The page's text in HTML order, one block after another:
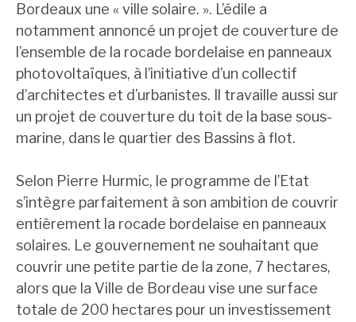
Bordeaux une « ville solaire. ». L’édile a
notamment annoncé un projet de couverture de
l’ensemble de la rocade bordelaise en panneaux
photovoltaïques, à l’initiative d’un collectif
d’architectes et d’urbanistes. Il travaille aussi sur
un projet de couverture du toit de la base sous-
marine, dans le quartier des Bassins à flot.
Selon Pierre Hurmic, le programme de l’Etat
s’intègre parfaitement à son ambition de couvrir
entièrement la rocade bordelaise en panneaux
solaires. Le gouvernement ne souhaitant que
couvrir une petite partie de la zone, 7 hectares,
alors que la Ville de Bordeau vise une surface
totale de 200 hectares pour un investissement